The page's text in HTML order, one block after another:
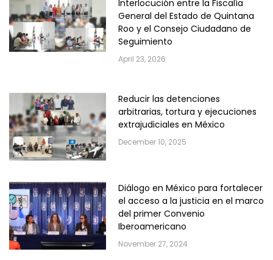
Interlocución entre la Fiscalía
General del Estado de Quintana
Roo y el Consejo Ciudadano de
Seguimiento
April 23, 2026
Reducir las detenciones
arbitrarias, tortura y ejecuciones
extrajudiciales en México
December 10, 2025
Diálogo en México para fortalecer
el acceso a la justicia en el marco
del primer Convenio
Iberoamericano
November 27, 2024